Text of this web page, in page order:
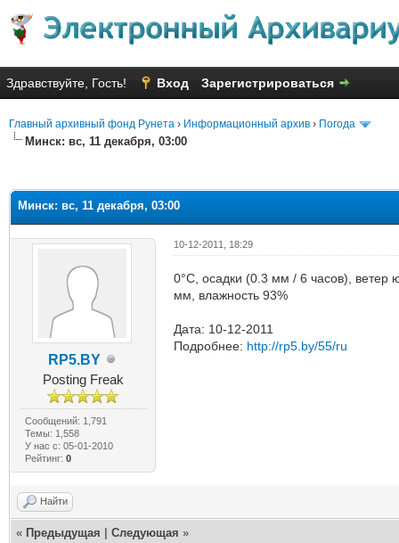
Здравствуйте, Гость! Вход Зарегистрироваться
Главный архивный фонд Рунета › Информационный архив › Погода
Минск: вс, 11 декабря, 03:00
Минск: вс, 11 декабря, 03:00
RP5.BY
Posting Freak
Сообщений: 1,791
Темы: 1,558
У нас с: 05-01-2010
Рейтинг: 0
10-12-2011, 18:29
0°C, осадки (0.3 мм / 6 часов), ветер
мм, влажность 93%
Дата: 10-12-2011
Подробнее: http://rp5.by/55/ru
Найти
« Предыдущая Следующая »